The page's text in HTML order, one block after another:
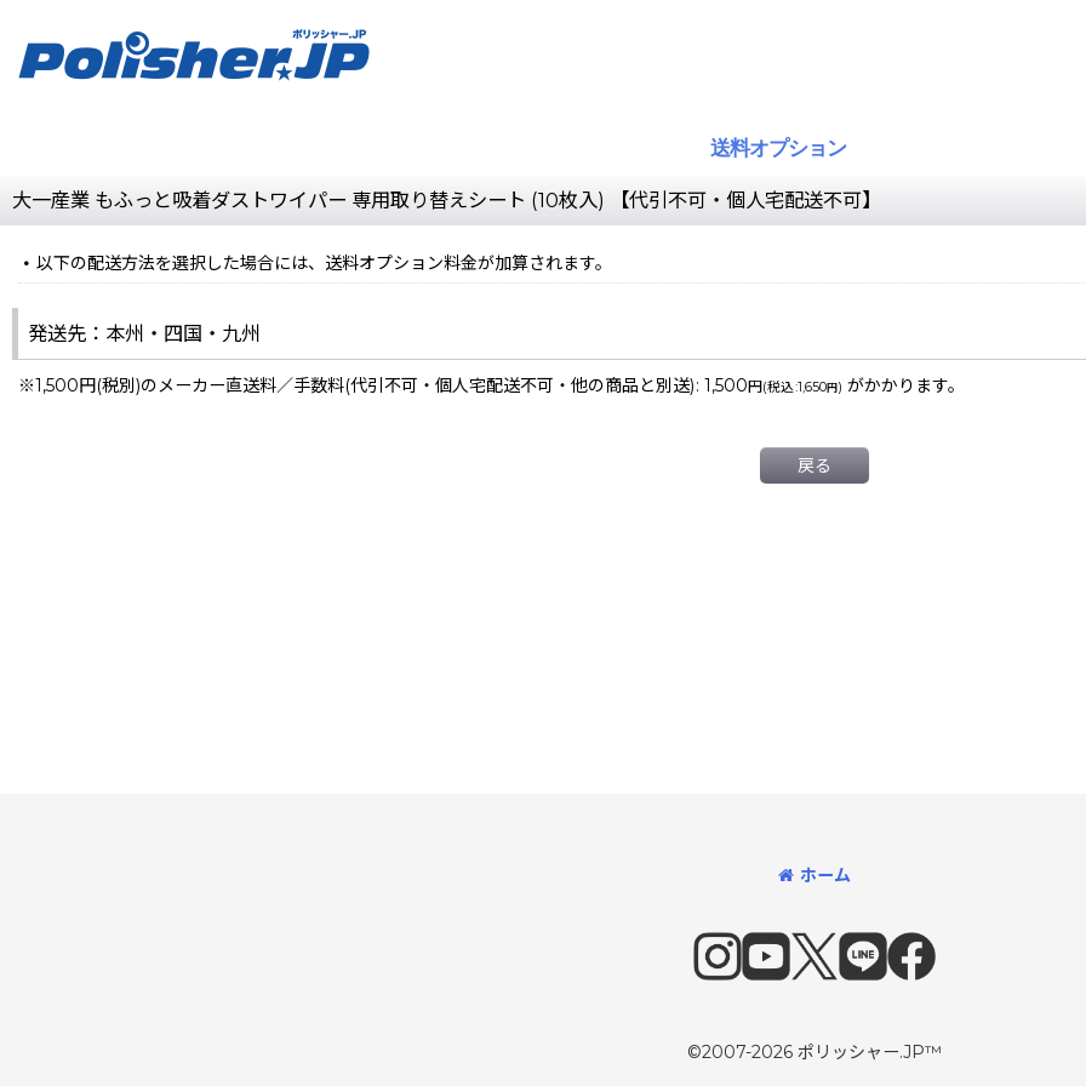
送料オプション
大一産業 もふっと吸着ダストワイパー 専用取り替えシート (10枚入) 【代引不可・個人宅配送不可】
以下の配送方法を選択した場合には、送料オプション料金が加算されます。
発送先：本州・四国・九州
※1,500円(税別)のメーカー直送料／手数料(代引不可・個人宅配送不可・他の商品と別送): 1,500円(税込:1,650円) がかかります。
戻る
ホーム
©2007-2026 ポリッシャー.JP™